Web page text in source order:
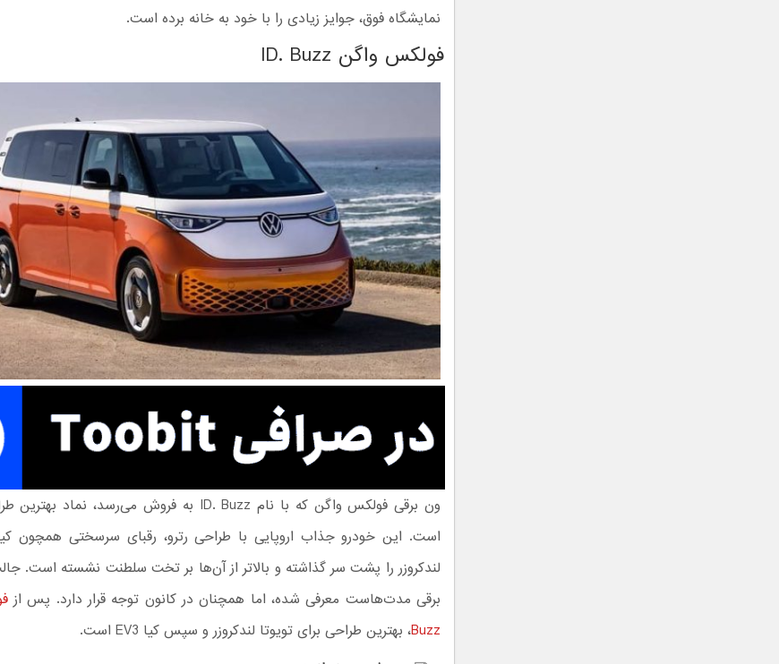
نمایشگاه فوق، جوایز زیادی را با خود به خانه برده است.
فولکس واگن ID. Buzz
لندکروزر را پشت سر گذاشته و بالاتر از آن‌ها بر تخت سلطنت نشسته است.
برقی مدت‌هاست معرفی شده، اما همچنان در کانون توجه قرار دارد. پس از
Buzz، بهترین طراحی برای تویوتا لندکروزر و سپس کیا EV3 است.